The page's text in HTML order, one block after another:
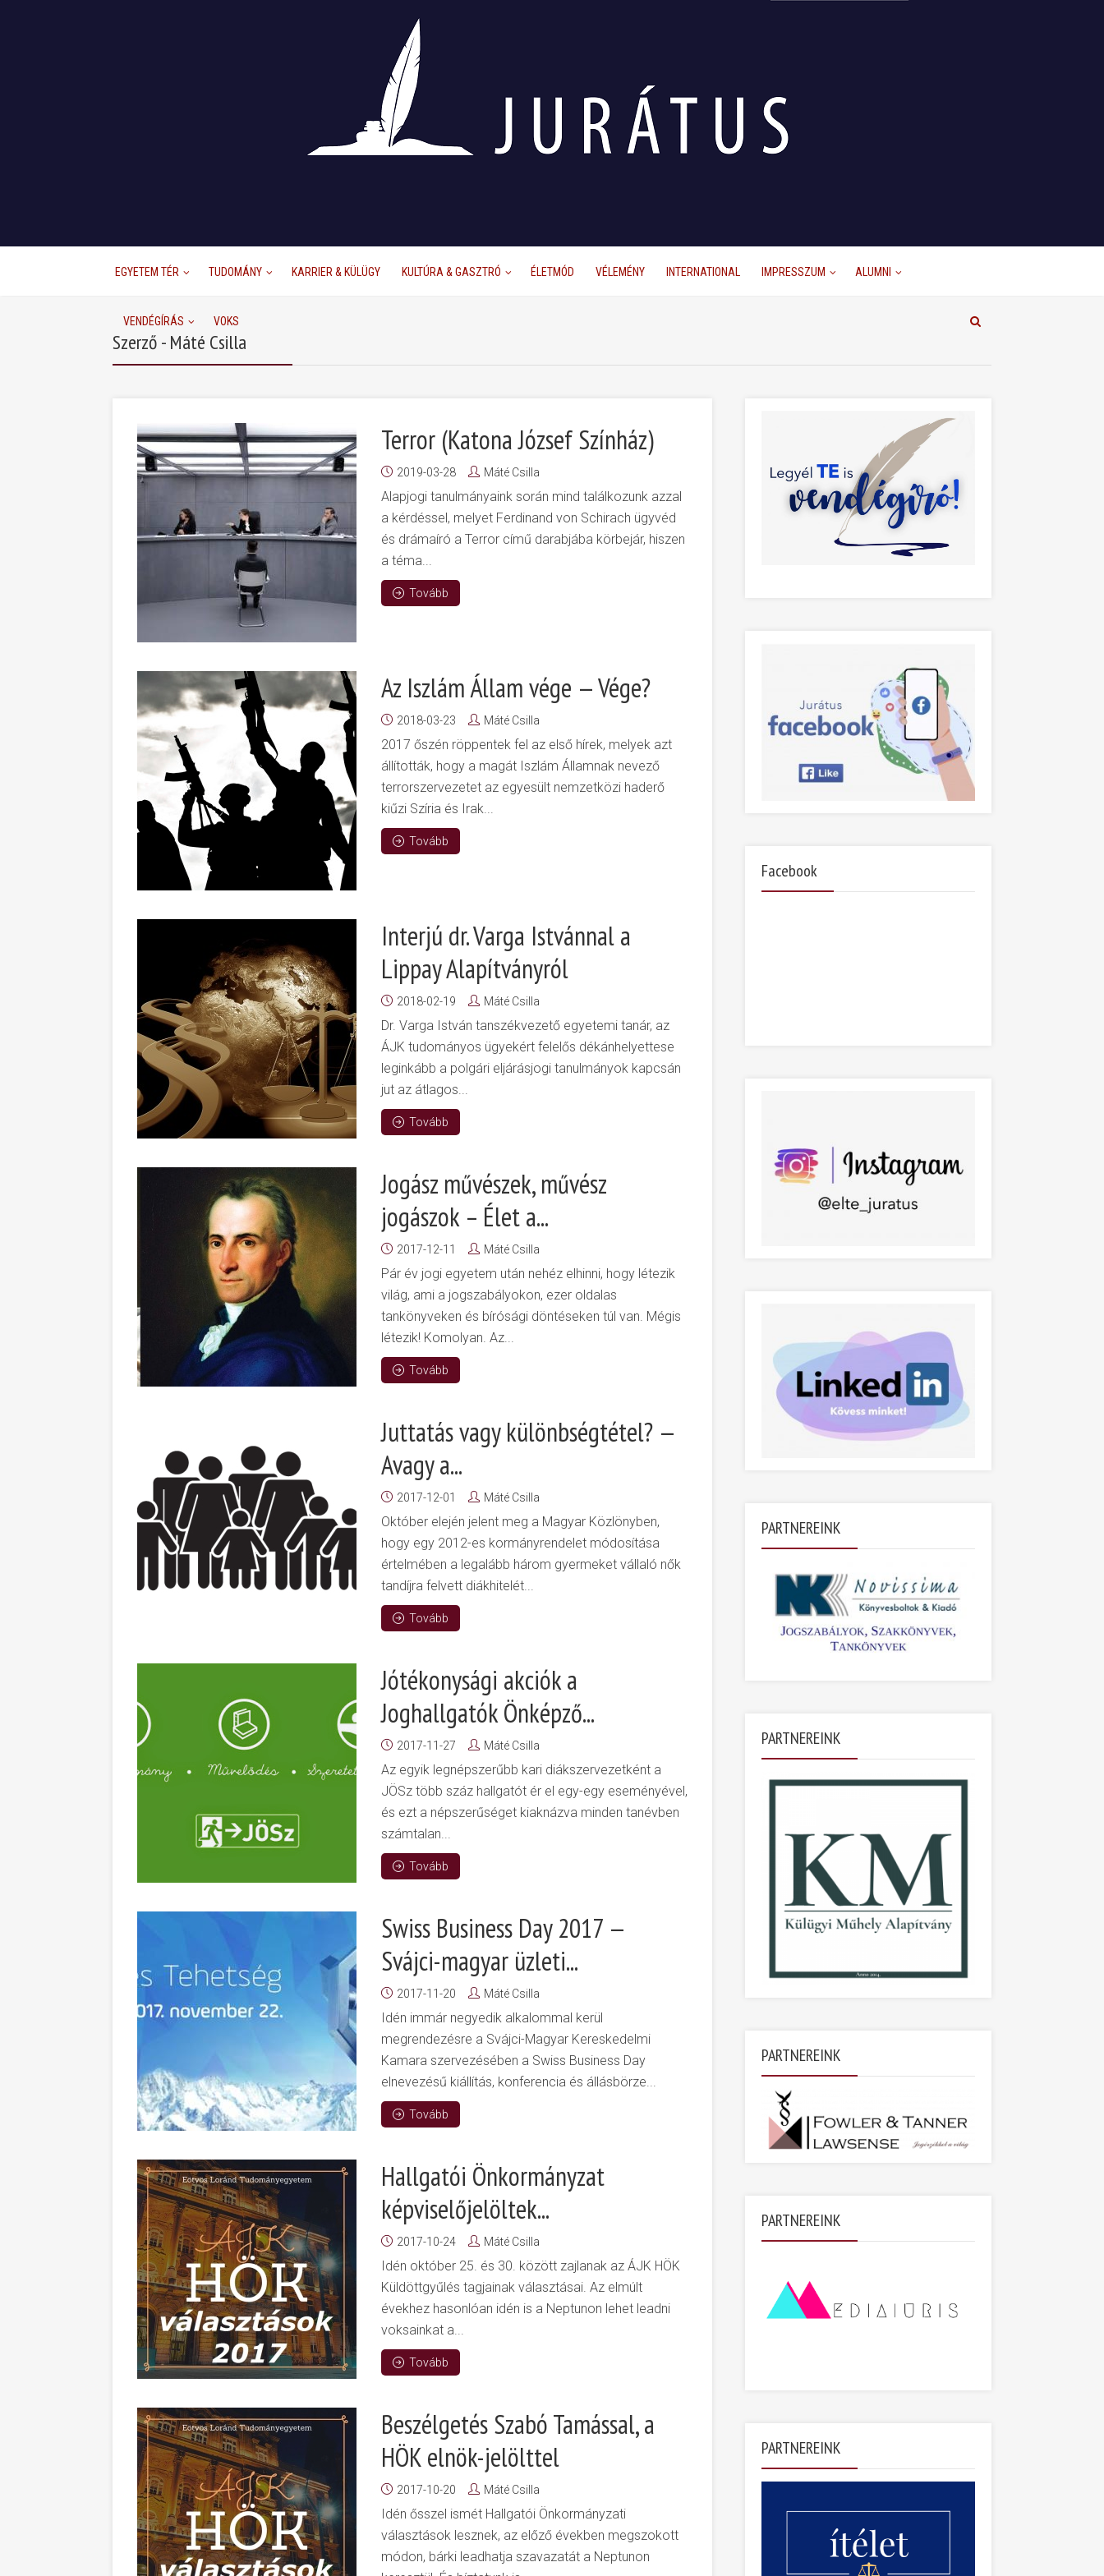
EGYETEM TÉR TUDOMÁNY KARRIER & KÜLÜGY KULTÚRA & GASZTRÓ ÉLETMÓD VÉLEMÉNY INTERNATIONAL IMPRESSZUM ALUMNI
VENDÉGÍRÁS VOKS
Szerző - Máté Csilla
Terror (Katona József Színház)
2019-03-28 Máté Csilla
Alapjogi tanulmányaink során mind találkozunk azzal
a kérdéssel, melyet Ferdinand von Schirach ügyvéd
és drámaíró a Terror című darabjába körbejár, hiszen
a téma...
Tovább
Az Iszlám Állam vége — Vége?
2018-03-23 Máté Csilla
2017 őszén röppentek fel az első hírek, melyek azt
állították, hogy a magát Iszlám Államnak nevező
terrorszervezetet az egyesült nemzetközi haderő
kiűzi Szíria és Irak...
Tovább
Interjú dr. Varga Istvánnal a
Lippay Alapítványról
2018-02-19 Máté Csilla
Dr. Varga István tanszékvezető egyetemi tanár, az
ÁJK tudományos ügyekért felelős dékánhelyettese
leginkább a polgári eljárásjogi tanulmányok kapcsán
jut az átlagos...
Tovább
Jogász művészek, művész
jogászok – Élet a...
2017-12-11 Máté Csilla
Pár év jogi egyetem után nehéz elhinni, hogy létezik
világ, ami a jogszabályokon, ezer oldalas
tankönyveken és bírósági döntéseken túl van. Mégis
létezik! Komolyan. Az...
Tovább
Juttatás vagy különbségtétel? —
Avagy a...
2017-12-01 Máté Csilla
Október elején jelent meg a Magyar Közlönyben,
hogy egy 2012-es kormányrendelet módosítása
értelmében a legalább három gyermeket vállaló nők
tandíjra felvett diákhitelét...
Tovább
Jótékonysági akciók a
Joghallgatók Önképző...
2017-11-27 Máté Csilla
Az egyik legnépszerűbb kari diákszervezetként a
JÖSz több száz hallgatót ér el egy-egy eseményével,
és ezt a népszerűséget kiaknázva minden tanévben
számtalan...
Tovább
Swiss Business Day 2017 —
Svájci-magyar üzleti...
2017-11-20 Máté Csilla
Idén immár negyedik alkalommal kerül
megrendezésre a Svájci-Magyar Kereskedelmi
Kamara szervezésében a Swiss Business Day
elnevezésű kiállítás, konferencia és állásbörze...
Tovább
Hallgatói Önkormányzat
képviselőjelöltek...
2017-10-24 Máté Csilla
Idén október 25. és 30. között zajlanak az ÁJK HÖK
Küldöttgyűlés tagjainak választásai. Az elmúlt
évekhez hasonlóan idén is a Neptunon lehet leadni
voksainkat a...
Tovább
Beszélgetés Szabó Tamással, a
HÖK elnök-jelölttel
2017-10-20 Máté Csilla
Idén ősszel ismét Hallgatói Önkormányzati
választások lesznek, az előző években megszokott
módon, bárki leadhatja szavazatát a Neptunon
Facebook
PARTNEREINK
PARTNEREINK
PARTNEREINK
PARTNEREINK
PARTNEREINK